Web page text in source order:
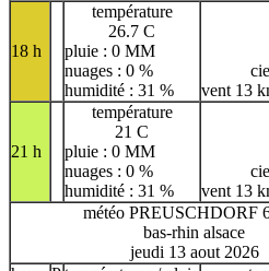
18 h
température
26.7 C
pluie : 0 MM
nuages : 0 %
humidité : 31 %
vent 13
21 h
température
21 C
pluie : 0 MM
nuages : 0 %
humidité : 31 %
vent 13
météo PREUSCHDORF
bas-rhin alsace
jeudi 13 aout 2026